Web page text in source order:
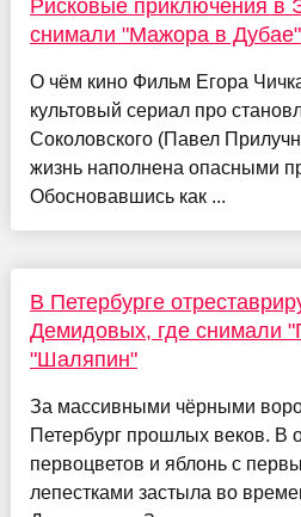
Рисковые приключения в
снимали "Мажора в Дубае"
О чём кино Фильм Егора
культовый сериал про
Соколовского (Павел
жизнь наполнена опасными
Обосновавшись как ...
В Петербурге
Демидовых, где снимали
"Шаляпин"
За массивными чёрными
Петербург прошлых веков. В
первоцветов и яблонь с
лепестками застыла во